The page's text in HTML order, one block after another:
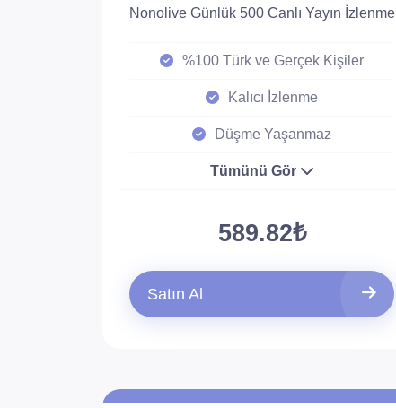
Nonolive Günlük 500 Canlı Yayın İzlenme
%100 Türk ve Gerçek Kişiler
Kalıcı İzlenme
Düşme Yaşanmaz
Tümünü Gör
589.82₺
Satın Al